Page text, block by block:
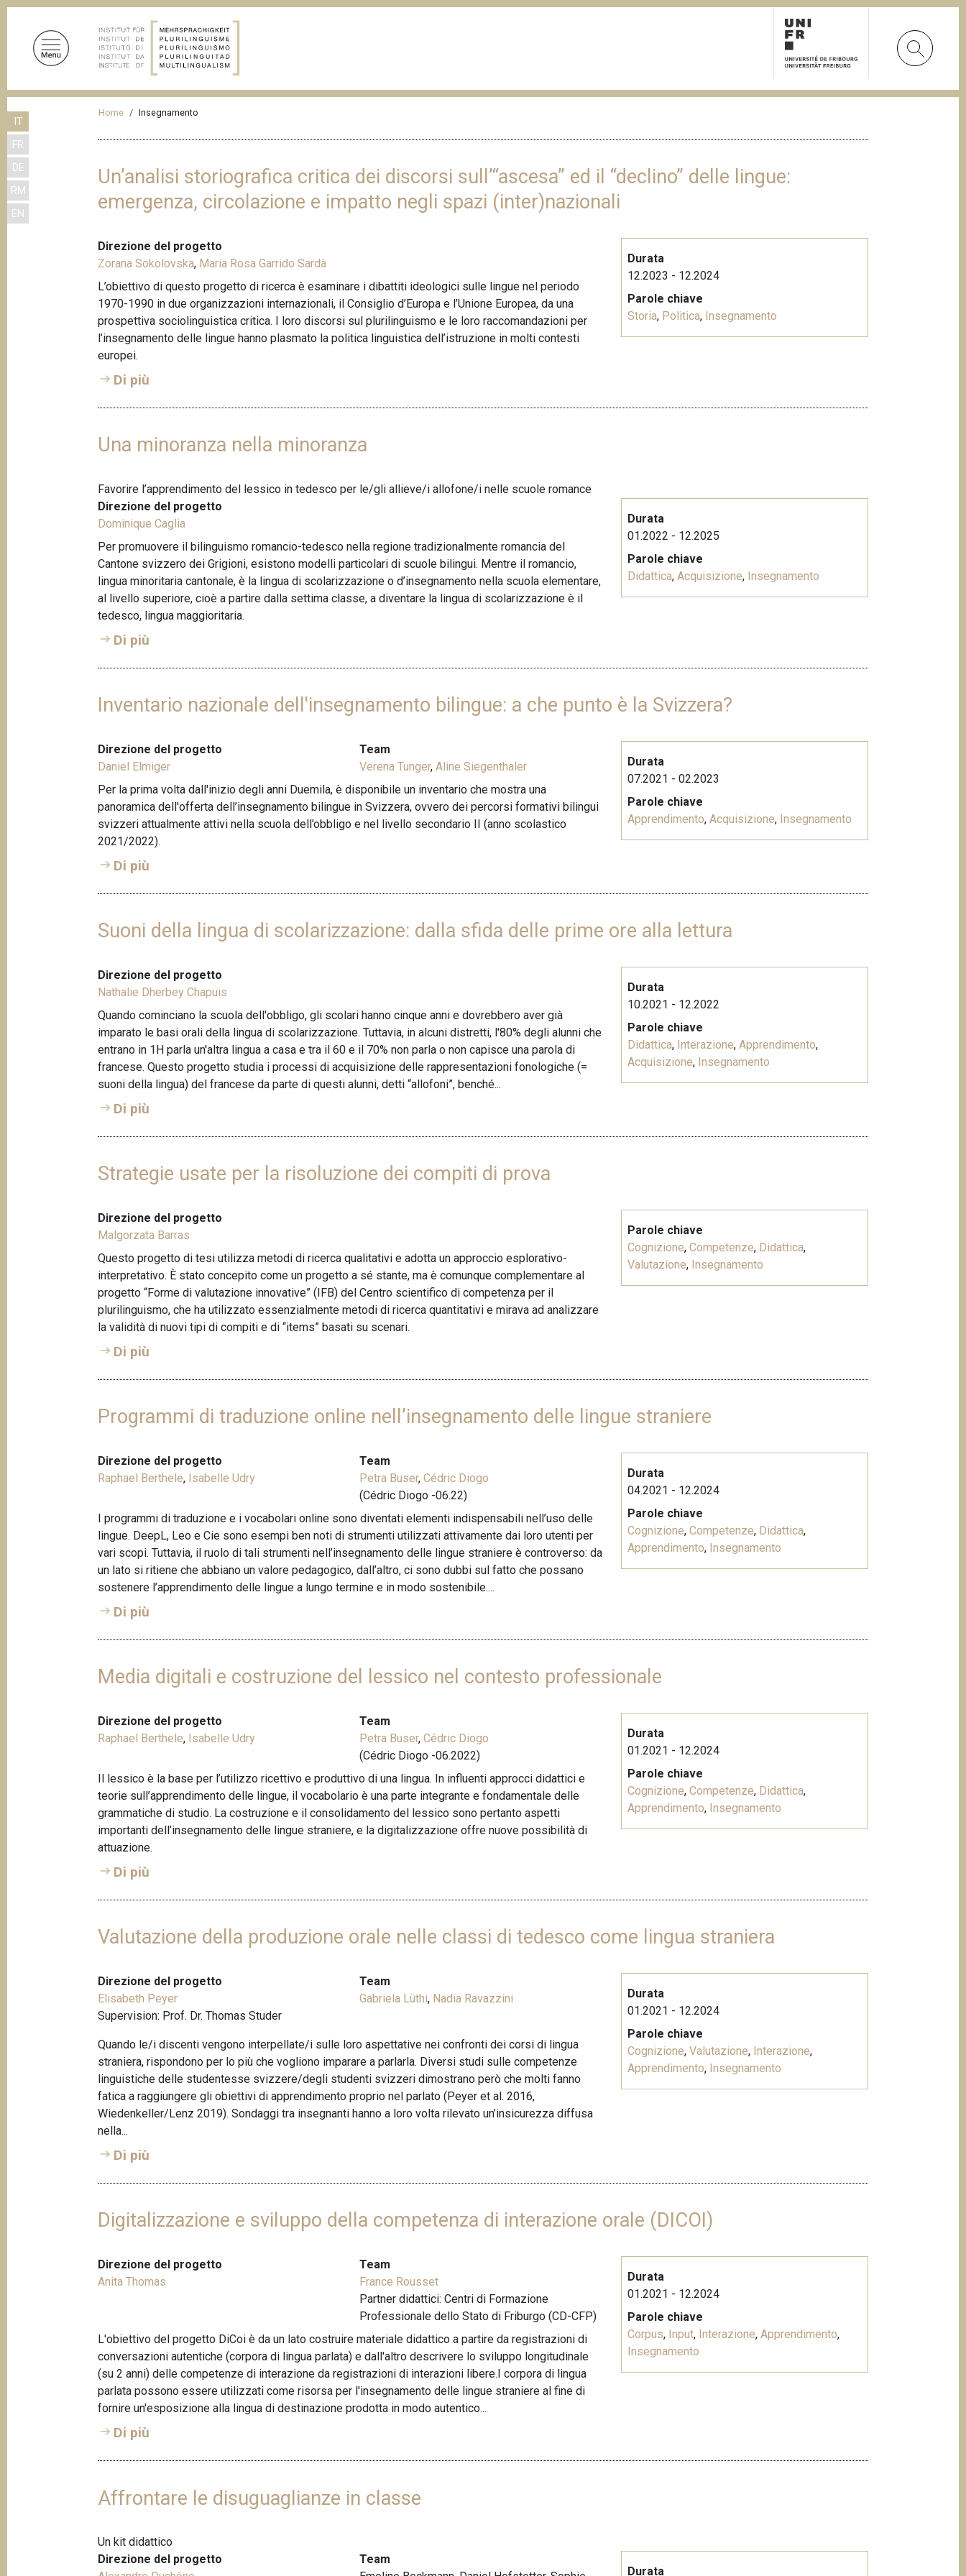
IT
FR
DE
RM
EN
Home Insegnamento
Un’analisi storiografica critica dei discorsi sull’“ascesa” ed il “declino” delle lingue:
emergenza, circolazione e impatto negli spazi (inter)nazionali
Direzione del progetto
Zorana Sokolovska, Maria Rosa Garrido Sardà
L’obiettivo di questo progetto di ricerca è esaminare i dibattiti ideologici sulle lingue nel periodo
1970-1990 in due organizzazioni internazionali, il Consiglio d’Europa e l’Unione Europea, da una
prospettiva sociolinguistica critica. I loro discorsi sul plurilinguismo e le loro raccomandazioni per
l’insegnamento delle lingue hanno plasmato la politica linguistica dell’istruzione in molti contesti
europei.
Di più
Durata
12.2023 - 12.2024
Parole chiave
Storia, Politica, Insegnamento
Una minoranza nella minoranza
Favorire l’apprendimento del lessico in tedesco per le/gli allieve/i allofone/i nelle scuole romance
Direzione del progetto
Dominique Caglia
Per promuovere il bilinguismo romancio-tedesco nella regione tradizionalmente romancia del
Cantone svizzero dei Grigioni, esistono modelli particolari di scuole bilingui. Mentre il romancio,
lingua minoritaria cantonale, è la lingua di scolarizzazione o d’insegnamento nella scuola elementare,
al livello superiore, cioè a partire dalla settima classe, a diventare la lingua di scolarizzazione è il
tedesco, lingua maggioritaria.
Di più
Durata
01.2022 - 12.2025
Parole chiave
Didattica, Acquisizione, Insegnamento
Inventario nazionale dell'insegnamento bilingue: a che punto è la Svizzera?
Direzione del progetto
Daniel Elmiger
Team
Verena Tunger,Aline Siegenthaler
Per la prima volta dall'inizio degli anni Duemila, è disponibile un inventario che mostra una
panoramica dell'offerta dell’insegnamento bilingue in Svizzera, ovvero dei percorsi formativi bilingui
svizzeri attualmente attivi nella scuola dell’obbligo e nel livello secondario II (anno scolastico
2021/2022).
Di più
Durata
07.2021 - 02.2023
Parole chiave
Apprendimento, Acquisizione, Insegnamento
Suoni della lingua di scolarizzazione: dalla sfida delle prime ore alla lettura
Direzione del progetto
Nathalie Dherbey Chapuis
Quando cominciano la scuola dell'obbligo, gli scolari hanno cinque anni e dovrebbero aver già
imparato le basi orali della lingua di scolarizzazione. Tuttavia, in alcuni distretti, l'80% degli alunni che
entrano in 1H parla un'altra lingua a casa e tra il 60 e il 70% non parla o non capisce una parola di
francese. Questo progetto studia i processi di acquisizione delle rappresentazioni fonologiche (=
suoni della lingua) del francese da parte di questi alunni, detti “allofoni”, benché...
Di più
Durata
10.2021 - 12.2022
Parole chiave
Didattica, Interazione, Apprendimento,
Acquisizione, Insegnamento
Strategie usate per la risoluzione dei compiti di prova
Direzione del progetto
Malgorzata Barras
Questo progetto di tesi utilizza metodi di ricerca qualitativi e adotta un approccio esplorativo-
interpretativo. È stato concepito come un progetto a sé stante, ma è comunque complementare al
progetto “Forme di valutazione innovative” (IFB) del Centro scientifico di competenza per il
plurilinguismo, che ha utilizzato essenzialmente metodi di ricerca quantitativi e mirava ad analizzare
la validità di nuovi tipi di compiti e di “items” basati su scenari.
Di più
Parole chiave
Cognizione, Competenze, Didattica,
Valutazione, Insegnamento
Programmi di traduzione online nell’insegnamento delle lingue straniere
Direzione del progetto
Raphael Berthele, Isabelle Udry
Team
Petra Buser,Cédric Diogo
(Cédric Diogo -06.22)
I programmi di traduzione e i vocabolari online sono diventati elementi indispensabili nell’uso delle
lingue. DeepL, Leo e Cie sono esempi ben noti di strumenti utilizzati attivamente dai loro utenti per
vari scopi. Tuttavia, il ruolo di tali strumenti nell’insegnamento delle lingue straniere è controverso: da
un lato si ritiene che abbiano un valore pedagogico, dall’altro, ci sono dubbi sul fatto che possano
sostenere l’apprendimento delle lingue a lungo termine e in modo sostenibile....
Di più
Durata
04.2021 - 12.2024
Parole chiave
Cognizione, Competenze, Didattica,
Apprendimento, Insegnamento
Media digitali e costruzione del lessico nel contesto professionale
Direzione del progetto
Raphael Berthele, Isabelle Udry
Team
Petra Buser,Cédric Diogo
(Cédric Diogo -06.2022)
Il lessico è la base per l’utilizzo ricettivo e produttivo di una lingua. In influenti approcci didattici e
teorie sull’apprendimento delle lingue, il vocabolario è una parte integrante e fondamentale delle
grammatiche di studio. La costruzione e il consolidamento del lessico sono pertanto aspetti
importanti dell’insegnamento delle lingue straniere, e la digitalizzazione offre nuove possibilità di
attuazione.
Di più
Durata
01.2021 - 12.2024
Parole chiave
Cognizione, Competenze, Didattica,
Apprendimento, Insegnamento
Valutazione della produzione orale nelle classi di tedesco come lingua straniera
Direzione del progetto
Elisabeth Peyer
Supervision: Prof. Dr. Thomas Studer
Team
Gabriela Lüthi, Nadia Ravazzini
Quando le/i discenti vengono interpellate/i sulle loro aspettative nei confronti dei corsi di lingua
straniera, rispondono per lo più che vogliono imparare a parlarla. Diversi studi sulle competenze
linguistiche delle studentesse svizzere/degli studenti svizzeri dimostrano però che molti fanno
fatica a raggiungere gli obiettivi di apprendimento proprio nel parlato (Peyer et al. 2016,
Wiedenkeller/Lenz 2019). Sondaggi tra insegnanti hanno a loro volta rilevato un’insicurezza diffusa
nella...
Di più
Durata
01.2021 - 12.2024
Parole chiave
Cognizione, Valutazione, Interazione,
Apprendimento, Insegnamento
Digitalizzazione e sviluppo della competenza di interazione orale (DICOI)
Direzione del progetto
Anita Thomas
Team
France Rousset
Partner didattici: Centri di Formazione
Professionale dello Stato di Friburgo (CD-CFP)
L'obiettivo del progetto DiCoi è da un lato costruire materiale didattico a partire da registrazioni di
conversazioni autentiche (corpora di lingua parlata) e dall'altro descrivere lo sviluppo longitudinale
(su 2 anni) delle competenze di interazione da registrazioni di interazioni libere.I corpora di lingua
parlata possono essere utilizzati come risorsa per l'insegnamento delle lingue straniere al fine di
fornire un'esposizione alla lingua di destinazione prodotta in modo autentico...
Di più
Durata
01.2021 - 12.2024
Parole chiave
Corpus, Input, Interazione, Apprendimento,
Insegnamento
Affrontare le disuguaglianze in classe
Un kit didattico
Direzione del progetto
Team
Durata